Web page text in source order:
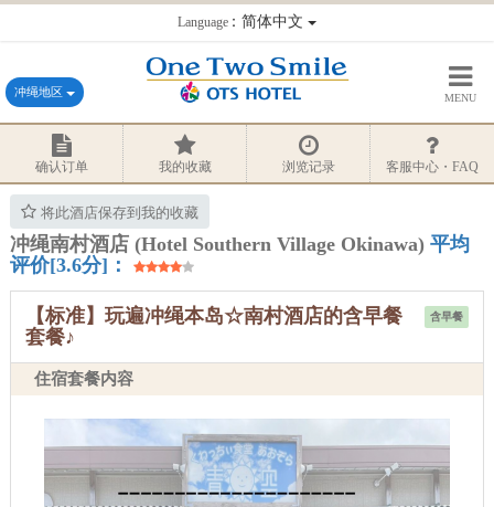
Language：简体中文
冲绳地区 MENU
确认订单 我的收藏 浏览记录 客服中心・FAQ
将此酒店保存到我的收藏
冲绳南村酒店 (Hotel Southern Village Okinawa) 平均
评价[3.6分]：
含早餐
【标准】玩遍冲绳本岛☆南村酒店的含早餐
套餐♪
住宿套餐内容